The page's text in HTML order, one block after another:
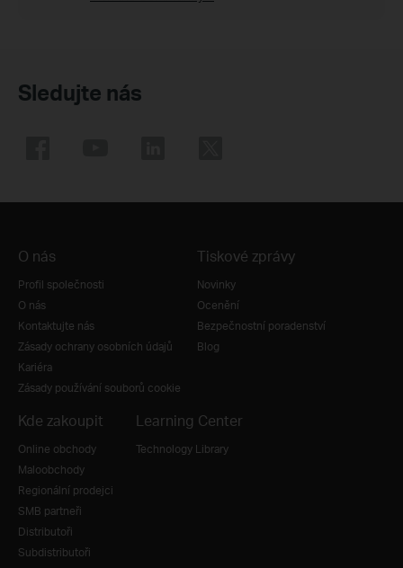
Sledujte nás
O nás
Profil společnosti
O nás
Kontaktujte nás
Zásady ochrany osobních údajů
Kariéra
Zásady používání souborů cookie
Tiskové zprávy
Novinky
Ocenění
Bezpečnostní poradenství
Blog
Kde zakoupit
Online obchody
Maloobchody
Regionální prodejci
SMB partneři
Distributoři
Subdistributoři
Learning Center
Technology Library